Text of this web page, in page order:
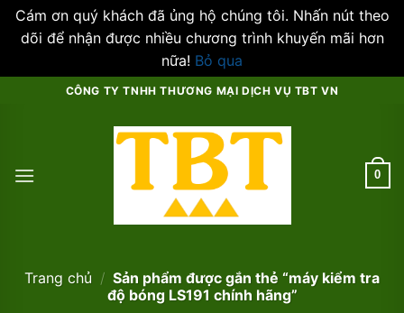
Cám ơn quý khách đã ủng hộ chúng tôi. Nhấn nút theo
dõi để nhận được nhiều chương trình khuyến mãi hơn
nữa! Bỏ qua
CÔNG TY TNHH THƯƠNG MẠI DỊCH VỤ TBT VN
0
Trang chủ / Sản phẩm được gắn thẻ “máy kiểm tra
độ bóng LS191 chính hãng”